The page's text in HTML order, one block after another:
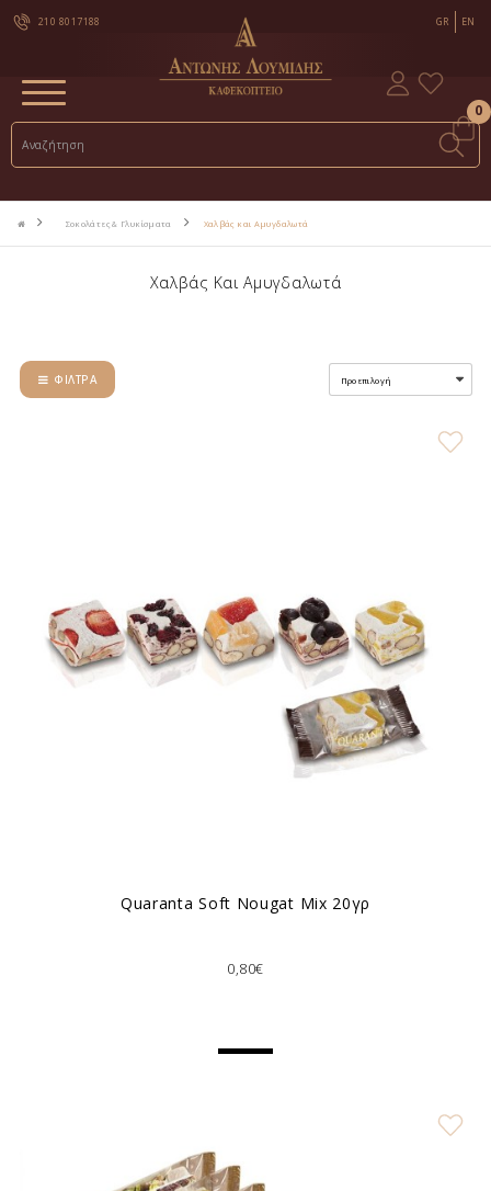
210 8017188 GR EN
0
Σοκολάτες & Γλυκίσματα Χαλβάς και Αμυγδαλωτά
Χαλβάς Και Αμυγδαλωτά
ΦΊΛΤΡΑ
Quaranta Soft Nougat Mix 20γρ
0,80€